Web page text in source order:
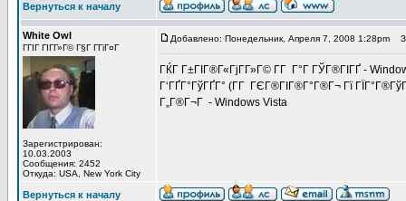
Вернуться к началу
White Owl
ГГІГ ГІГ­Г»Г© Г§Г Г­ГіГ¤Г
Зарегистрирован:
10.03.2003
Сообщения: 2452
Откуда: USA, New York City
Добавлено: Понедельник, Апреля 7, 2008 1:28pm
ГЌГ Г±ГІГ®Г«ГјГ­Г»Г© Г­Г Г°Г ГЎГ®ГІГҐ -
Г‘ГҐГ°ГўГҐГ° (Г­Г ГЄГ®ГІГ®Г°Г®Г¬ Гї
Г„Г®Г¬Г - Windows Vista
Вернуться к началу